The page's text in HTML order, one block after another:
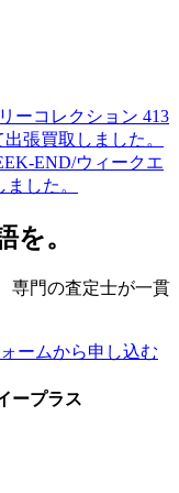
ーコレクション 413
張買取しました。
END/ウィークエ
した。
を。
専門の査定士が一貫
ームから申し込む
ープラス